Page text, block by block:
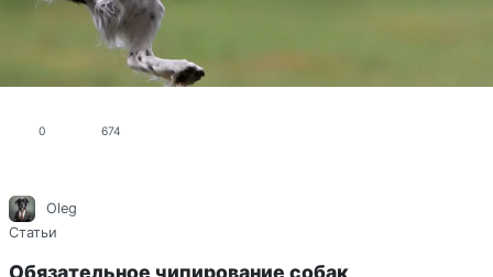
0 674
Oleg
Статьи
Обязательное чипирование собак